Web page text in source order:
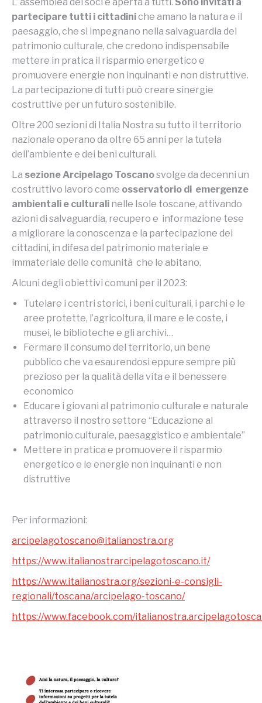
partecipare tutti i cittadiniche amano la natura e il
paesaggio, che si impegnano nella salvaguardia del
patrimonio culturale, che credono indispensabile
mettere in pratica il risparmio energetico e
promuovere energie non inquinanti e non distruttive.
La partecipazione di tutti può creare sinergie
costruttive per un futuro sostenibile.
Oltre 200 sezioni di Italia Nostra su tutto il territorio
nazionale operano da oltre 65 anni per la tutela
dell’ambiente e dei beni culturali.
La sezione Arcipelago Toscanosvolge da decenni un
costruttivo lavoro come osservatorio di emergenze
ambientali e culturali nelle Isole toscane, attivando
azioni di salvaguardia, recupero e informazione tese
a migliorare la conoscenza e la partecipazione dei
cittadini, in difesa del patrimonio materiale e
immateriale delle comunità che le abitano.
Alcuni degli obiettivi comuni per il 2023:
Tutelare i centri storici, i beni culturali, i parchi e le
aree protette, l’agricoltura, il mare e le coste, i
musei, le biblioteche e gli archivi…
Fermare il consumo del territorio, un bene
pubblico che va esaurendosi eppure sempre più
prezioso per la qualità della vita e il benessere
economico
Educare i giovani al patrimonio culturale e naturale
attraverso il nostro settore “Educazione al
patrimonio culturale, paesaggistico e ambientale”
Mettere in pratica e promuovere il risparmio
energetico e le energie non inquinanti e non
distruttive
Per informazioni:
arcipelagotoscano@italianostra.org
https://www.italianostrarcipelagotoscano.it/
https://www.italianostra.org/sezioni-e-consigli-
regionali/toscana/arcipelago-toscano/
https://www.facebook.com/